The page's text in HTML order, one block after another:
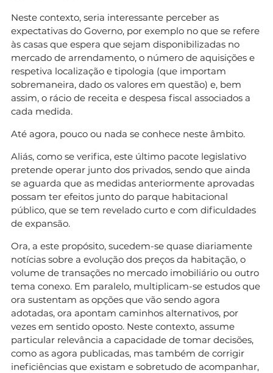
Neste contexto, seria interessante perceber as
expectativas do Governo, por exemplo no que se refere
às casas que espera que sejam disponibilizadas no
mercado de arrendamento, o número de aquisições e
respetiva localização e tipologia (que importam
sobremaneira, dado os valores em questão) e, bem
assim, o rácio de receita e despesa fiscal associados a
cada medida.
Até agora, pouco ou nada se conhece neste âmbito.
Aliás, como se verifica, este último pacote legislativo
pretende operar junto dos privados, sendo que ainda
se aguarda que as medidas anteriormente aprovadas
possam ter efeitos junto do parque habitacional
público, que se tem revelado curto e com dificuldades
de expansão.
Ora, a este propósito, sucedem-se quase diariamente
notícias sobre a evolução dos preços da habitação, o
volume de transações no mercado imobiliário ou outro
tema conexo. Em paralelo, multiplicam-se estudos que
ora sustentam as opções que vão sendo agora
adotadas, ora apontam caminhos alternativos, por
vezes em sentido oposto. Neste contexto, assume
particular relevância a capacidade de tomar decisões,
como as agora publicadas, mas também de corrigir
ineficiências que existam e sobretudo de acompanhar,